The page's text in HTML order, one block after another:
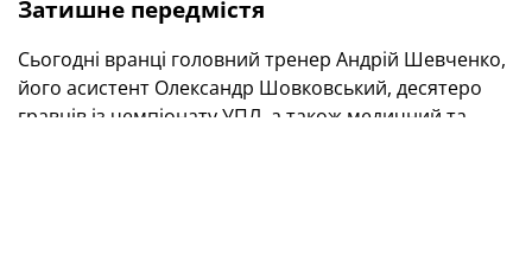
Затишне передмістя
Сьогодні вранці головний тренер Андрій Шевченко,
його асистент Олександр Шовковський, десятеро
гравців із чемпіонату УПЛ, а також медичний та